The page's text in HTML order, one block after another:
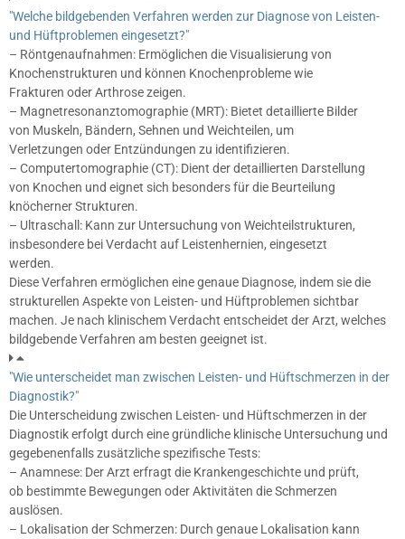
"Welche bildgebenden Verfahren werden zur Diagnose von Leisten-
und Hüftproblemen eingesetzt?"
– Röntgenaufnahmen: Ermöglichen die Visualisierung von
Knochenstrukturen und können Knochenprobleme wie
Frakturen oder Arthrose zeigen.
– Magnetresonanztomographie (MRT): Bietet detaillierte Bilder
von Muskeln, Bändern, Sehnen und Weichteilen, um
Verletzungen oder Entzündungen zu identifizieren.
– Computertomographie (CT): Dient der detaillierten Darstellung
von Knochen und eignet sich besonders für die Beurteilung
knöcherner Strukturen.
– Ultraschall: Kann zur Untersuchung von Weichteilstrukturen,
insbesondere bei Verdacht auf Leistenhernien, eingesetzt
werden.
Diese Verfahren ermöglichen eine genaue Diagnose, indem sie die
strukturellen Aspekte von Leisten- und Hüftproblemen sichtbar
machen. Je nach klinischem Verdacht entscheidet der Arzt, welches
bildgebende Verfahren am besten geeignet ist.
"Wie unterscheidet man zwischen Leisten- und Hüftschmerzen in der
Diagnostik?"
Die Unterscheidung zwischen Leisten- und Hüftschmerzen in der
Diagnostik erfolgt durch eine gründliche klinische Untersuchung und
gegebenenfalls zusätzliche spezifische Tests:
– Anamnese: Der Arzt erfragt die Krankengeschichte und prüft,
ob bestimmte Bewegungen oder Aktivitäten die Schmerzen
auslösen.
– Lokalisation der Schmerzen: Durch genaue Lokalisation kann